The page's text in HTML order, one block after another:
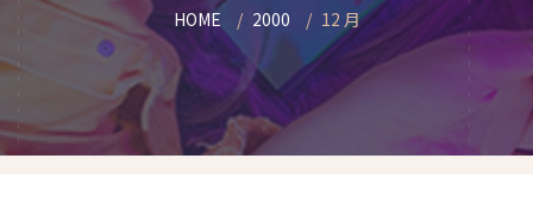
HOME 2000 12 月